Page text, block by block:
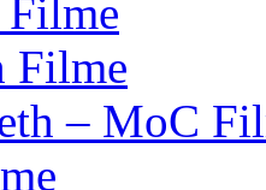
Filme
– MoC